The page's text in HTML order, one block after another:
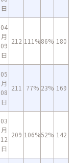
日
04
月
09
日
212 111%86% 180
05
月
08
日
211 77% 23% 169
03
月
12
日
209 106%52% 142